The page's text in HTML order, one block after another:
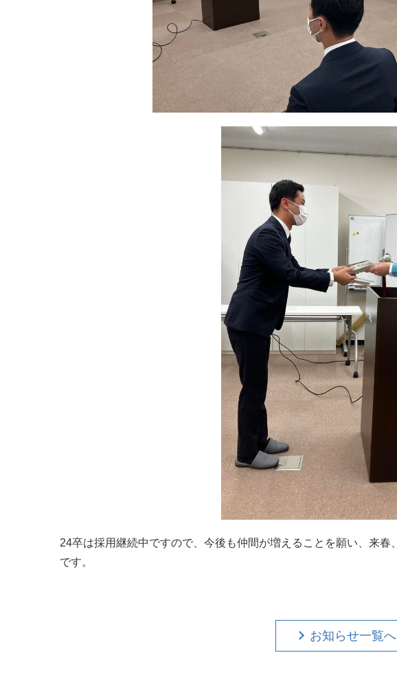
24卒は採用継続中ですので、今後も仲間が増えることを願い、来
です。
お知らせ一覧